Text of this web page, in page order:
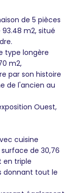
de 5 pièces
m2, situé
type longère
m2,
par son histoire
de l'ancien au
Ouest,
cuisine
de 30,76
en triple
donnant tout le